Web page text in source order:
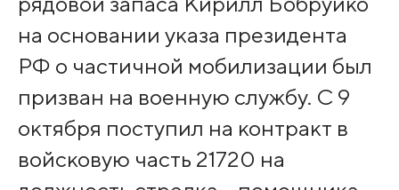
на основании указа президента
РФ о частичной мобилизации был
призван на военную службу. С 9
октября поступил на контракт в
войсковую часть 21720 на